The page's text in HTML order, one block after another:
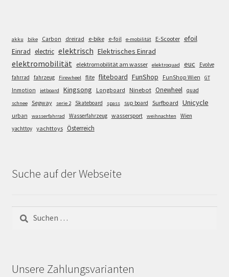
akku bike Carbon dreirad e-bike e-foil e-mobilität E-Scooter efoil
Einrad electric elektrisch Elektrisches Einrad
elektromobilität elektromobilität am wasser elektroquad euc
Evolve
fahrrad
fahrzeug Firewheel flite fliteboard FunShop FunShop Wien GT
Inmotion jetboard Kingsong Longboard Ninebot Onewheel quad
schnee Segway serie 2 Skateboard spass sup board Surfboard Unicycle
urban wasserfahrrad Wasserfahrzeug wassersport weihnachten
Wien
yachttoy yachttoys Österreich
Suche auf der Webseite
Suchen
nach:
Unsere Zahlungsvarianten